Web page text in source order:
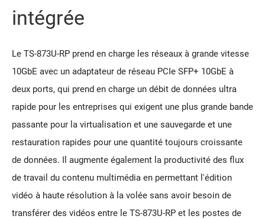
intégrée
Le TS-873U-RP prend en charge les réseaux à grande vitesse
10GbE avec un adaptateur de réseau PCIe SFP+ 10GbE à
deux ports, qui prend en charge un débit de données ultra
rapide pour les entreprises qui exigent une plus grande bande
passante pour la virtualisation et une sauvegarde et une
restauration rapides pour une quantité toujours croissante
de données. Il augmente également la productivité des flux
de travail du contenu multimédia en permettant l'édition
vidéo à haute résolution à la volée sans avoir besoin de
transférer des vidéos entre le TS-873U-RP et les postes de